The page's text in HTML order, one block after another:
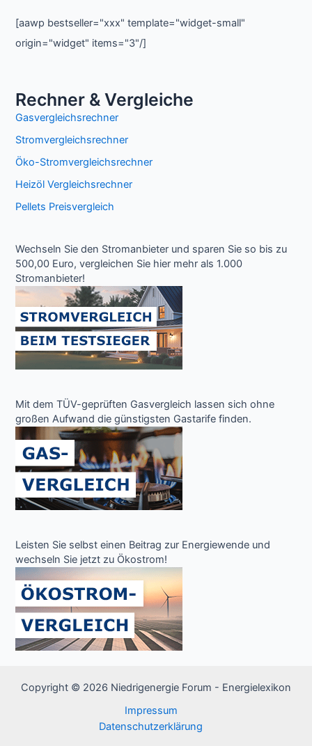
[aawp bestseller="xxx" template="widget-small"
origin="widget" items="3"/]
Rechner & Vergleiche
Gasvergleichsrechner
Stromvergleichsrechner
Öko-Stromvergleichsrechner
Heizöl Vergleichsrechner
Pellets Preisvergleich
Wechseln Sie den Stromanbieter und sparen Sie so bis zu
500,00 Euro, vergleichen Sie hier mehr als 1.000
Stromanbieter!
Mit dem TÜV-geprüften Gasvergleich lassen sich ohne
großen Aufwand die günstigsten Gastarife finden.
Leisten Sie selbst einen Beitrag zur Energiewende und
wechseln Sie jetzt zu Ökostrom!
Copyright © 2026 Niedrigenergie Forum - Energielexikon
Impressum
Datenschutzerklärung